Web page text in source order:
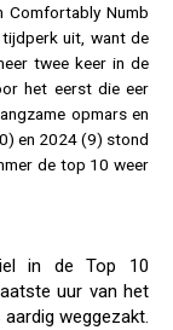
Comfortably Numb
uit, want de
twee keer in de
het eerst die eer
opmars en
en 2024 (9) stond
de top 10 weer
in de Top 10
uur van het
weggezakt.